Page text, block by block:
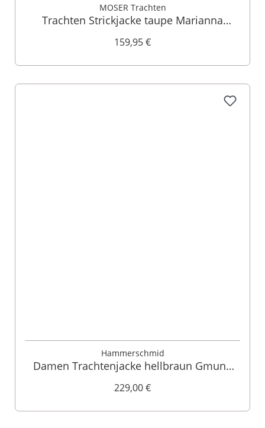
MOSER Trachten
Trachten Strickjacke taupe Marianna
159,95 €
Hammerschmid
Damen Trachtenjacke hellbraun Gmund
229,00 €